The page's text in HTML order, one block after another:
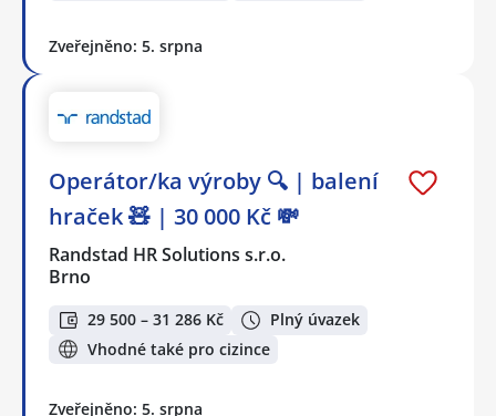
Zveřejněno: 5. srpna
Operátor/ka výroby 🔍 | balení
hraček 🧸 | 30 000 Kč 💸
Randstad HR Solutions s.r.o.
Brno
29 500 – 31 286 Kč
Plný úvazek
Vhodné také pro cizince
Zveřejněno: 5. srpna